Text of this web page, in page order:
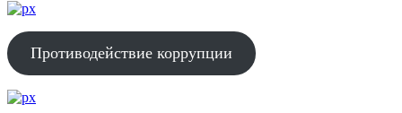
Противодействие коррупции